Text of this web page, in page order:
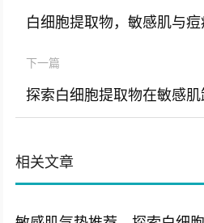
下一篇
相关文章